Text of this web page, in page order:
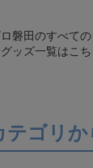
磐田のすべて
ッズ一覧はこち
テゴリ